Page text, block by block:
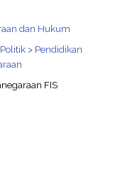
dan Hukum
> Pendidikan
FIS